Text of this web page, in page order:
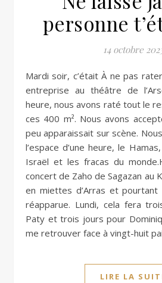
personne
14 octobre
Mardi soir, c’était À ne pas rater de la Cie La vaste
entreprise au théâtre de
heure, nous avons raté tout le
ces 400 m². Nous avons
peu apparaissait sur scène.
l’espace d’une heure, le
Israël et les fracas du
concert de Zaho de Sagazan au
en miettes d’Arras et pourtant
réapparue. Lundi, cela fera
Paty et trois jours pour
me retrouver face à vingt-huit
LIRE LA